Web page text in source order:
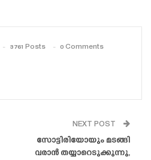
3761 Posts 0 Comments
NEXT POST
സോട്ടിരിയോയും മടങ്ങി
വരാൻ തയ്യാറെടുക്കുന്നു,